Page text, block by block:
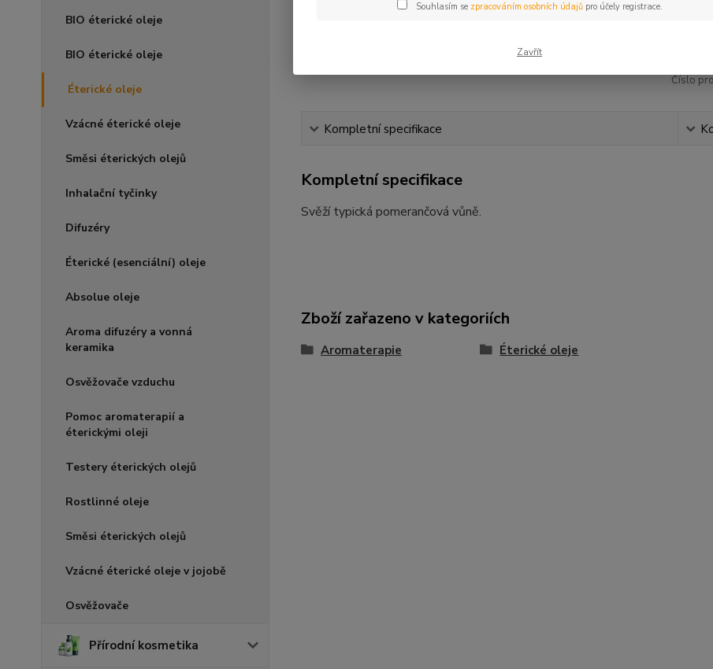
BIO éterické oleje
BIO éterické oleje
Éterické oleje
Vzácné éterické oleje
Směsi éterických olejů
Inhalační tyčinky
Difuzéry
Éterické (esenciální) oleje
Absolue oleje
Aroma difuzéry a vonná
keramika
Osvěžovače vzduchu
Pomoc aromaterapií a
éterickými oleji
Testery éterických olejů
Rostlinné oleje
Směsi éterických olejů
Vzácné éterické oleje v jojobě
Osvěžovače
Přírodní kosmetika
Číslo
Kompletní specifikace
Kompletní specifikace
Svěží typická pomerančová vůně.
Zboží zařazeno v kategoriích
Aromaterapie Éterické oleje
Souhlasím se zpracováním osobních údajůpro účely registrace.
Zavřít